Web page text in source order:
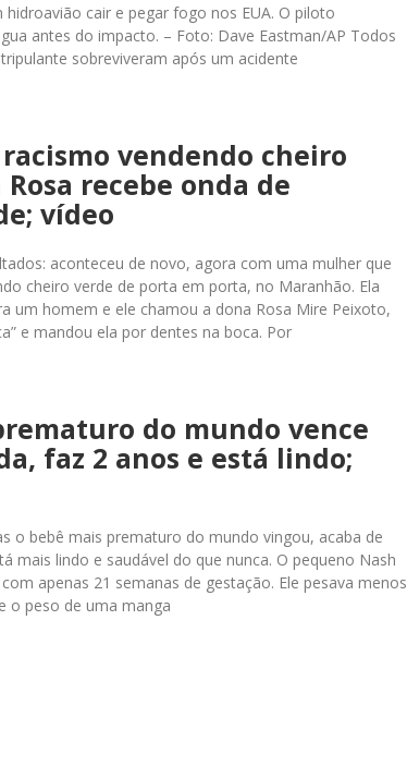
cair e pegar fogo nos EUA. O piloto
antes do impacto. – Foto: Dave Eastman/AP Todos
sobreviveram após um acidente
vendendo cheiro
recebe onda de
vídeo
aconteceu de novo, agora com uma mulher que
cheiro verde de porta em porta, no Maranhão. Ela
um homem e ele chamou a dona Rosa Mire Peixoto,
e mandou ela por dentes na boca. Por
do mundo vence
faz 2 anos e está lindo;
o bebê mais prematuro do mundo vingou, acaba de
mais lindo e saudável do que nunca. O pequeno Nash
apenas 21 semanas de gestação. Ele pesava menos
o peso de uma manga